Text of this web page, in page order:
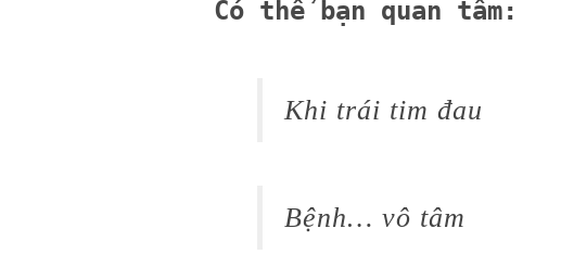
Có thể bạn quan tâm:
Khi trái tim đau
Bệnh… vô tâm